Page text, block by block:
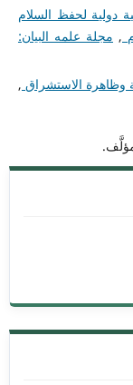
دولية لحفظ السلام
, مجلة علمه البيان:
وظاهرة الاستشراق ,